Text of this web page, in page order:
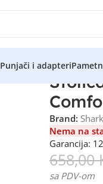
Punjači i adapteri
Brand:
Nema na
Garancija:
658,00
sa PDV-om